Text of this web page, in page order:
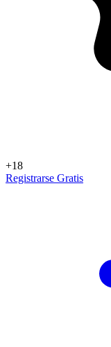
+18
Registrarse Gratis